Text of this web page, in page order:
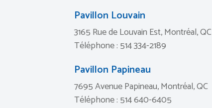
Pavillon Louvain
3165 Rue de Louvain Est, Montréal, QC
Téléphone : 514 334-2189
Pavillon Papineau
7695 Avenue Papineau, Montréal, QC
Téléphone : 514 640-6405